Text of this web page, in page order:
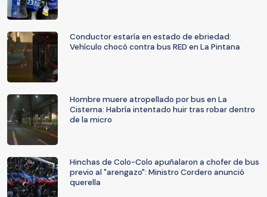
Conductor estaría en estado de ebriedad:
Vehículo chocó contra bus RED en La Pintana
Hombre muere atropellado por bus en La
Cisterna: Habría intentado huir tras robar dentro
de la micro
Hinchas de Colo-Colo apuñalaron a chofer de bus
previo al "arengazo": Ministro Cordero anunció
querella